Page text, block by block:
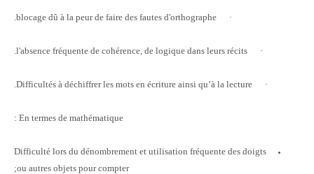
·
blocage dû à la peur de faire des fautes d'orthographe.
·
l'absence fréquente de cohérence, de logique dans leurs récits.
·
Difficultés à déchiffrer les mots en écriture ainsi qu’à la lecture.
En termes de mathématique :
Difficulté lors du dénombrement et utilisation fréquente des doigts
ou autres objets pour compter;